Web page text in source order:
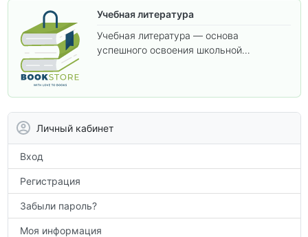
Учебная литература
Учебная литература — основа
успешного освоения школьной
по предметам.
Личный кабинет
Вход
Регистрация
Забыли пароль?
Моя информация